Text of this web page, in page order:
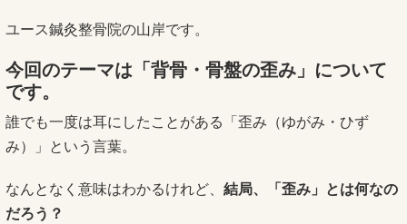
ユース鍼灸整骨院の山岸です。
今回のテーマは「背骨・骨盤の歪み」について
です。
誰でも一度は耳にしたことがある「歪み（ゆがみ・ひず
み）」という言葉。
なんとなく意味はわかるけれど、 結局、「歪み」とは何なの
だろう？